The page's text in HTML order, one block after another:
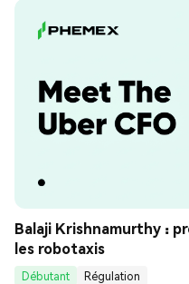
Balaji Krishnamurthy :
les robotaxis
Débutant
Régulation